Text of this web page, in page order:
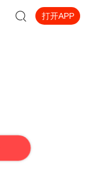
打开APP